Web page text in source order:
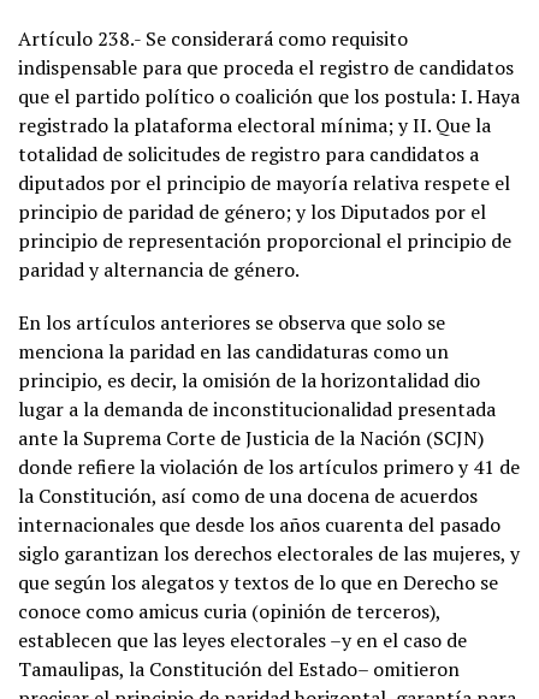
Artículo 238.- Se considerará como requisito
indispensable para que proceda el registro de candidatos
que el partido político o coalición que los postula: I. Haya
registrado la plataforma electoral mínima; y II. Que la
totalidad de solicitudes de registro para candidatos a
diputados por el principio de mayoría relativa respete el
principio de paridad de género; y los Diputados por el
principio de representación proporcional el principio de
paridad y alternancia de género.
En los artículos anteriores se observa que solo se
menciona la paridad en las candidaturas como un
principio, es decir, la omisión de la horizontalidad dio
lugar a la demanda de inconstitucionalidad presentada
ante la Suprema Corte de Justicia de la Nación (SCJN)
donde refiere la violación de los artículos primero y 41 de
la Constitución, así como de una docena de acuerdos
internacionales que desde los años cuarenta del pasado
siglo garantizan los derechos electorales de las mujeres, y
que según los alegatos y textos de lo que en Derecho se
conoce como amicus curia (opinión de terceros),
establecen que las leyes electorales –y en el caso de
Tamaulipas, la Constitución del Estado– omitieron